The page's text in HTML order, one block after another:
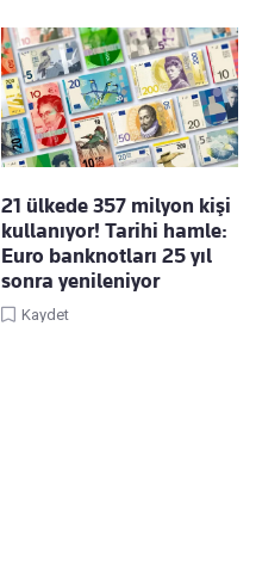
21 ülkede 357 milyon kişi
kullanıyor! Tarihi hamle:
Euro banknotları 25 yıl
sonra yenileniyor
Kaydet